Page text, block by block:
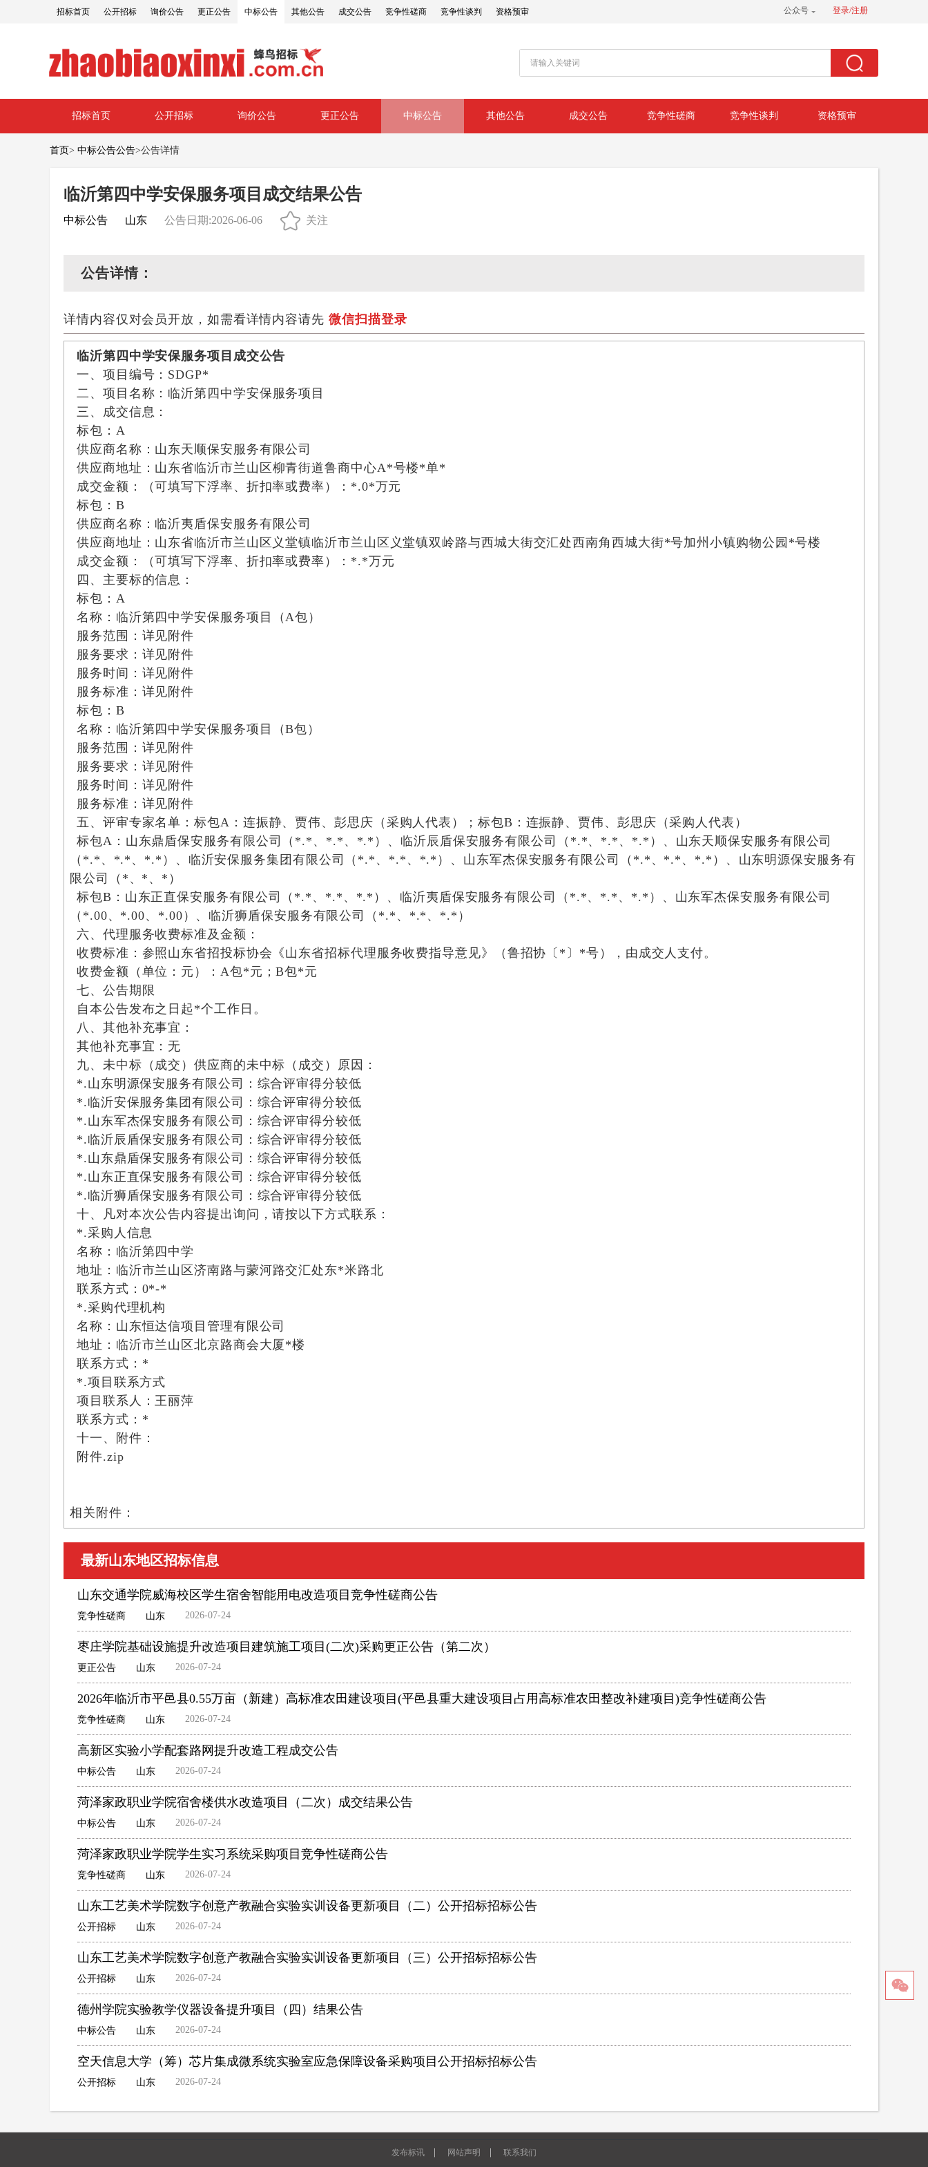
招标首页 公开招标 询价公告 更正公告 中标公告 其他公告 成交公告 竞争性磋商 竞争性谈判 资格预审 公众号 登录/注册
招标首页 公开招标 询价公告 更正公告 中标公告 其他公告 成交公告 竞争性磋商 竞争性谈判 资格预审
首页> 中标公告公告>公告详情
临沂第四中学安保服务项目成交结果公告
中标公告 山东 公告日期:2026-06-06 关注
公告详情：
详情内容仅对会员开放，如需看详情内容请先 微信扫描登录
临沂第四中学安保服务项目成交公告
一、 项 目编号： SDGP*
二、项目名称： 临沂第四中学安保服务项目
三、成交信息：
标包： A
供应商名称： 山东天顺保安服务有限公司
供应商地址： 山东省临沂市兰山区柳青街道鲁商中心A*号楼*单*
成交金额：（可填写下浮率、折扣率或费率）： *.0*万元
标包： B
供应商名 称：临沂夷盾保安服务有限公司
供应商地址：山东省临沂市兰山区义堂镇临沂市兰山区义堂镇双岭路与西城大街交汇处西南角西城大街*号加州小镇购物公园*号楼
成交金额：（可填写下浮率、折扣率或费率）： *.*万元
四、主要标的信息：
标包： A
名称： 临沂第四中学安保服务项目（A包 ）
服务范围：详见附件
服务要求：详见附件
服务时间：详见附件
服务标准：详见附件
标包： B
名称： 临沂第四中学安保服务项目（B包 ）
服务范围：详见附件
服务要求：详见附件
服务时间：详见附件
服务标准：详见附件
五、评审专家名单：标包A ： 连振静、贾伟、彭思庆（采购人代表）； 标包B ： 连振静、贾伟、彭思庆（采购人代表）
标包A ：山东鼎盾保安服务有限公司 （ *.* 、 *.* 、 *.* ）、 临沂辰盾保安服务有限公司 （ *.*、 *.* 、 *.* ）、 山东天顺保安服务有限公司
（ *.* 、 *.* 、 *.* ）、 临沂安保服务集团有限公司 （ *.* 、 *.* 、 *.* ）、 山东军杰保安服务有限公司 （ *.* 、 *.* 、 *.* ）、 山东明源保安服务有
限公司
（ * 、 * 、 * ）
标包B ：山东正直保安服务有限公司 （ *.* 、 *.* 、 *.* ）、 临沂夷盾保安服务有限公司 （ *.*、 *.* 、 *.* ）、 山东军杰保安服务有限公司
（ *.00、 *.00、 *.00 ）、 临沂狮盾保安服务有限公司 （ *.* 、 *.* 、 *.* ）
六、代理服务收费标准及金额：
收费标准： 参照山东省招投标协会《山东省招标代理服务收费指导意见》（鲁招协〔 *〕*号）， 由成交人支付。
收费金额（单位：元）： A包*元；B包*元
七、公告期限
自本公告发布之日起 *个工作日。
八、其他补充事宜：
其他补充事宜：无
九、未中标（成交）供应商的未中标（成交）原因：
*.山东明源保安服务有限公司：综合评审得分较低
*.临沂安保服务集团有限公司：综合评审得分较低
*.山东军杰保安服务有限公司：综合评审得分较低
*.临沂辰盾保安服务有限公司：综合评审得分较低
*.山东鼎盾保安服务有限公司：综合评审得分较低
*.山东正直保安服务有限公司：综合评审得分较低
*.临沂狮盾保安服务有限公司：综合评审得分较低
十、凡对本次公告内容提出询问，请按以下方式联系：
*.采购人信息
名称： 临沂第四中学
地址： 临沂市兰山区济南路与蒙河路交汇处东*米路北
联系方式： 0*-*
*.采购代理机构
名称：山东恒达信项目管理有限公司
地址：临沂市兰山区北京路商会大厦 *楼
联系方式： *
*.项目联系方式
项目联系人：王丽萍
联系方式： *
十一、附件：
附件.zip
相关附件：
最新山东地区招标信息
山东交通学院威海校区学生宿舍智能用电改造项目竞争性磋商公告
竞争性磋商 山东 2026-07-24
枣庄学院基础设施提升改造项目建筑施工项目(二次)采购更正公告（第二次）
更正公告 山东 2026-07-24
2026年临沂市平邑县0.55万亩（新建）高标准农田建设项目(平邑县重大建设项目占用高标准农田整改补建项目)竞争性磋商公告
竞争性磋商 山东 2026-07-24
高新区实验小学配套路网提升改造工程成交公告
中标公告 山东 2026-07-24
菏泽家政职业学院宿舍楼供水改造项目（二次）成交结果公告
中标公告 山东 2026-07-24
菏泽家政职业学院学生实习系统采购项目竞争性磋商公告
竞争性磋商 山东 2026-07-24
山东工艺美术学院数字创意产教融合实验实训设备更新项目（二）公开招标招标公告
公开招标 山东 2026-07-24
山东工艺美术学院数字创意产教融合实验实训设备更新项目（三）公开招标招标公告
公开招标 山东 2026-07-24
德州学院实验教学仪器设备提升项目（四）结果公告
中标公告 山东 2026-07-24
空天信息大学（筹）芯片集成微系统实验室应急保障设备采购项目公开招标招标公告
公开招标 山东 2026-07-24
发布标讯 网站声明 联系我们